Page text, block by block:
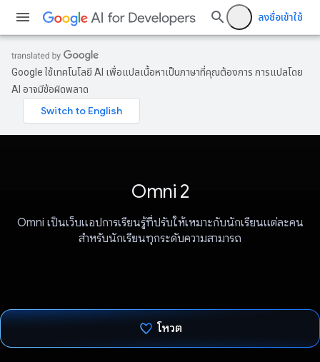
ลงชื่อเข้าใช้
Google ใช้เทคโนโลยี AI เพื่อแปลเนื้อหาเป็นภาษาที่คุณต้องการ การแปลโดย
AI อาจมีข้อผิดพลาด
Omni 2
Omni เป็นเว็บแอปการเรียนรู้ที่ปรับให้เหมาะกับนักเรียนแต่ละคน
สำหรับนักเรียนทุกระดับความสามารถ
โหวต